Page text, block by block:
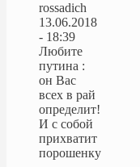
rossadich
13.06.2018
- 18:39
Любите
путина :
он Вас
всех в рай
определит!
И с собой
прихватит
порошенку